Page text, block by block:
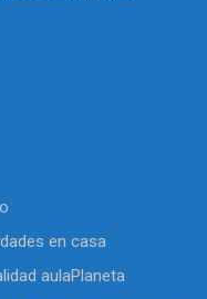
en casa
aulaPlaneta